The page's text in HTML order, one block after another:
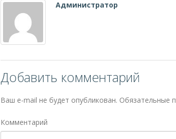
Администратор
Добавить комментарий
Ваш e-mail не будет опубликован. Обязательные
Комментарий